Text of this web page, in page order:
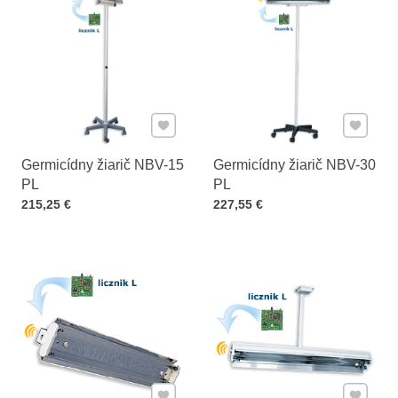
Germicídny žiarič NBV-15
PL
Cena s DPH
215,25 €
Pridať k Obľúbeným
Germicídny žiarič NBV-30
PL
Cena s DPH
227,55 €
Pridať
Pridať k Obľúbeným Pridať